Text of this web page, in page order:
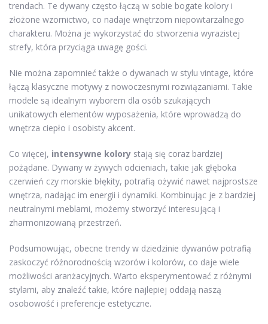
trendach. Te dywany często łączą w sobie bogate kolory i
złożone wzornictwo, co nadaje wnętrzom niepowtarzalnego
charakteru. Można je wykorzystać do stworzenia wyrazistej
strefy, która przyciąga uwagę gości.
Nie można zapomnieć także o dywanach w stylu vintage, które
łączą klasyczne motywy z nowoczesnymi rozwiązaniami. Takie
modele są idealnym wyborem dla osób szukających
unikatowych elementów wyposażenia, które wprowadzą do
wnętrza ciepło i osobisty akcent.
Co więcej, intensywne kolory stają się coraz bardziej
pożądane. Dywany w żywych odcieniach, takie jak głęboka
czerwień czy morskie błękity, potrafią ożywić nawet najprostsze
wnętrza, nadając im energii i dynamiki. Kombinując je z bardziej
neutralnymi meblami, możemy stworzyć interesującą i
zharmonizowaną przestrzeń.
Podsumowując, obecne trendy w dziedzinie dywanów potrafią
zaskoczyć różnorodnością wzorów i kolorów, co daje wiele
możliwości aranżacyjnych. Warto eksperymentować z różnymi
stylami, aby znaleźć takie, które najlepiej oddają naszą
osobowość i preferencje estetyczne.